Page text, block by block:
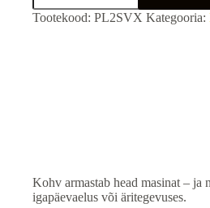
gruppi)
/
Tootekood: PL2SVX Kategooria:
Kohv armastab head masinat – ja
igapäevaelus või äritegevuses.